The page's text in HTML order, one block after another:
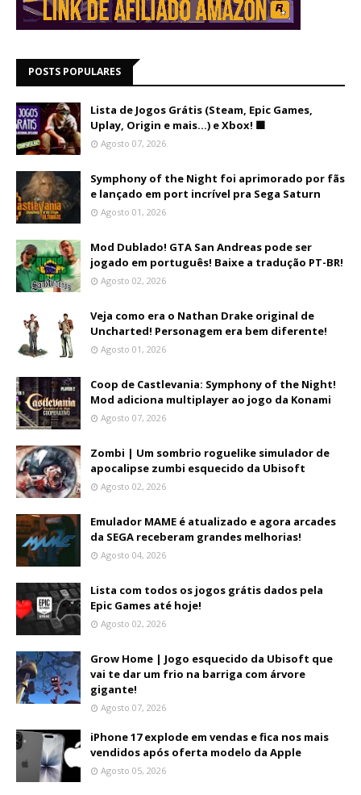
POSTS POPULARES
Lista de Jogos Grátis (Steam, Epic Games,
Uplay, Origin e mais...) e Xbox! 🟩
Agosto 07, 2026
Symphony of the Night foi aprimorado por fãs
e lançado em port incrível pra Sega Saturn
Agosto 01, 2026
Mod Dublado! GTA San Andreas pode ser
jogado em português! Baixe a tradução PT-BR!
Agosto 02, 2026
Veja como era o Nathan Drake original de
Uncharted! Personagem era bem diferente!
Agosto 01, 2026
Coop de Castlevania: Symphony of the Night!
Mod adiciona multiplayer ao jogo da Konami
Agosto 07, 2026
Zombi | Um sombrio roguelike simulador de
apocalipse zumbi esquecido da Ubisoft
Agosto 02, 2026
Emulador MAME é atualizado e agora arcades
da SEGA receberam grandes melhorias!
Agosto 04, 2026
Lista com todos os jogos grátis dados pela
Epic Games até hoje!
Agosto 02, 2026
Grow Home | Jogo esquecido da Ubisoft que
vai te dar um frio na barriga com árvore
gigante!
Agosto 07, 2026
iPhone 17 explode em vendas e fica nos mais
vendidos após oferta modelo da Apple
Agosto 05, 2026